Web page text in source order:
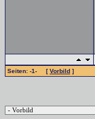
Seiten: -1- [Vorbild ]